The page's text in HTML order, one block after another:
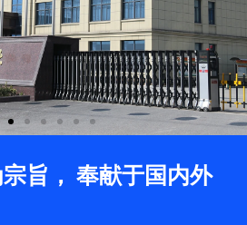
旨， 奉献于国内外